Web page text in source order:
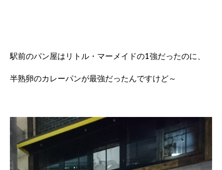
駅前のパン屋はリトル・マーメイドの1強だったのに、
半熟卵のカレーパンが最強だったんですけど～